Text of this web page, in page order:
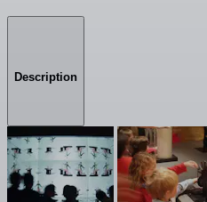
Description